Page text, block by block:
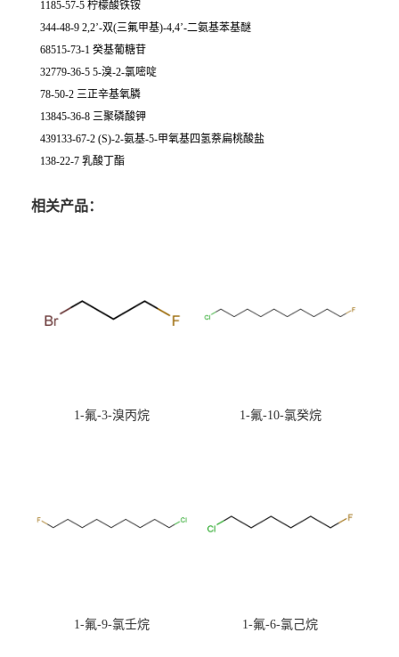
1185-57-5 柠檬酸铁铵
344-48-9 2,2’-双(三氟甲基)-4,4’-二氨基苯基醚
68515-73-1 癸基葡糖苷
32779-36-5 5-溴-2-氯嘧啶
78-50-2 三正辛基氧膦
13845-36-8 三聚磷酸钾
439133-67-2 (S)-2-氨基-5-甲氧基四氢萘扁桃酸盐
138-22-7 乳酸丁酯
相关产品：
1-氟-3-溴丙烷 1-氟-10-氯癸烷
1-氟-9-氯壬烷 1-氟-6-氯己烷